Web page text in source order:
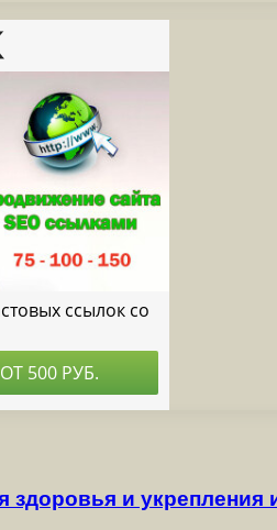
здоровья и укрепления